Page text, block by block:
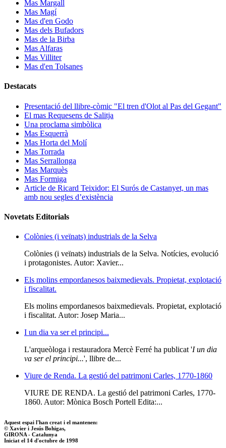
Mas Margall
Mas Magí
Mas d'en Godo
Mas dels Bufadors
Mas de la Birba
Mas Alfaras
Mas Villiter
Mas d'en Tolsanes
Destacats
Presentació del llibre-còmic "El tren d'Olot al Pas del Gegant"
El mas Requesens de Salitja
Una proclama simbòlica
Mas Esquerrà
Mas Horta del Molí
Mas Torrada
Mas Serrallonga
Mas Marquès
Mas Formiga
Article de Ricard Teixidor: El Surós de Castanyet, un mas
amb nou segles d’existència
Novetats Editorials
Colònies (i veïnats) industrials de la Selva
Colònies (i veïnats) industrials de la Selva. Notícies, evolució
i protagonistes. Autor: Xavier...
Els molins empordanesos baixmedievals. Propietat, explotació
i fiscalitat.
Els molins empordanesos baixmedievals. Propietat, explotació
i fiscalitat. Autor: Josep Maria...
I un dia va ser el principi...
L'arqueòloga i restauradora Mercè Ferré ha publicat 'I un dia
va ser el principi...', llibre de...
Viure de Renda. La gestió del patrimoni Carles, 1770-1860
VIURE DE RENDA. La gestió del patrimoni Carles, 1770-
1860. Autor: Mònica Bosch Portell Edita:...
Aquest espai l'han creat i el mantenen:
© Xavier i Jesús Bohigas,
GIRONA - Catalunya
Iniciat el 14 d'octubre de 1998